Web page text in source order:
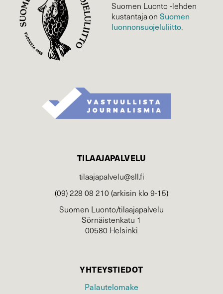
Suomen Luonto -lehden
kustantaja onSuomen
luonnonsuojelu­liitto.
TILAAJAPALVELU
tilaajapalvelu@sll.fi
(09) 228 08 210 (arkisin klo 9-15)
Suomen Luonto/tilaajapalvelu
Sörnäistenkatu 1
00580 Helsinki
YHTEYSTIEDOT
Palautelomake